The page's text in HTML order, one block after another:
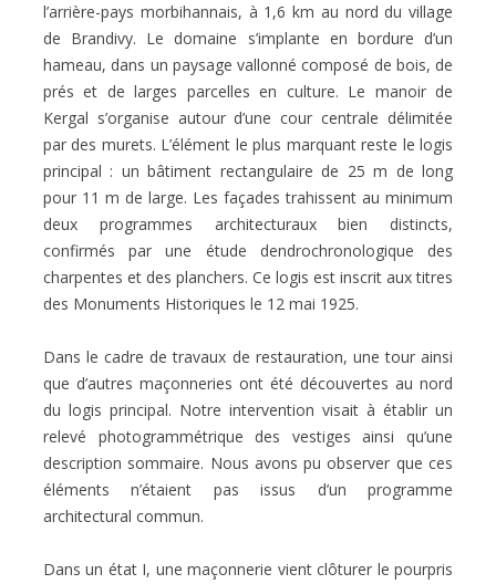
l’arrière-pays morbihannais, à 1,6 km au nord du village
de Brandivy. Le domaine s’implante en bordure d’un
hameau, dans un paysage vallonné composé de bois, de
prés et de larges parcelles en culture. Le manoir de
Kergal s’organise autour d’une cour centrale délimitée
par des murets. L’élément le plus marquant reste le logis
principal : un bâtiment rectangulaire de 25 m de long
pour 11 m de large. Les façades trahissent au minimum
deux programmes architecturaux bien distincts,
confirmés par une étude dendrochronologique des
charpentes et des planchers. Ce logis est inscrit aux titres
des Monuments Historiques le 12 mai 1925.
Dans le cadre de travaux de restauration, une tour ainsi
que d’autres maçonneries ont été découvertes au nord
du logis principal. Notre intervention visait à établir un
relevé photogrammétrique des vestiges ainsi qu’une
description sommaire. Nous avons pu observer que ces
éléments n’étaient pas issus d’un programme
architectural commun.
Dans un état I, une maçonnerie vient clôturer le pourpris